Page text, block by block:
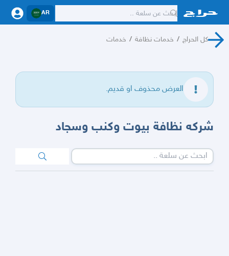
AR
كل الحراج / خدمات نظافة / خدمات
العرض محذوف او قديم.
شركه نظافة بيوت وكنب وسجاد